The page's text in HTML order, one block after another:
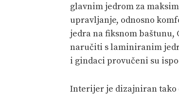
glavnim jedrom za
upravljanje, odnosno
jedra na fiksnom baštunu,
naručiti s laminiranim
i gindaci provučeni su
Interijer je dizajniran tako